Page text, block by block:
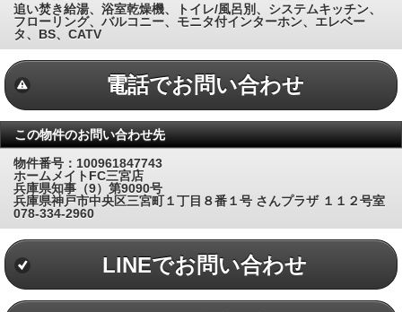
追い焚き給湯、浴室乾燥機、トイレ/風呂別、システムキッチン、
フローリング、バルコニー、モニタ付インターホン、エレベー
タ、BS、CATV
電話でお問い合わせ
この物件のお問い合わせ先
物件番号：100961847743
ホームメイトFC三宮店
兵庫県知事（9）第9090号
兵庫県神戸市中央区三宮町１丁目８番１号 さんプラザ １１２号室
078-334-2960
LINEでお問い合わせ